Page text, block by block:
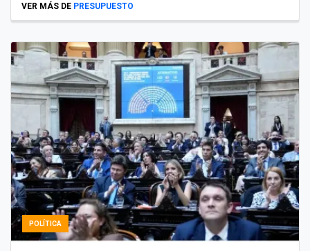
VER MÁS DE PRESUPUESTO
POLÍTICA